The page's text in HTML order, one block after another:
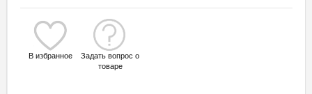
В избранное
Задать вопрос о
товаре